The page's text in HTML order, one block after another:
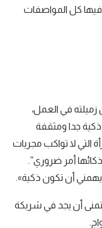
فيها كل المواصفات
من زميلته في العمل،
جدا ومثقفة
التي لا تواكب مجريات
أمر ضروري”.
أن تكون ذكية».
أن يجد في شريكة